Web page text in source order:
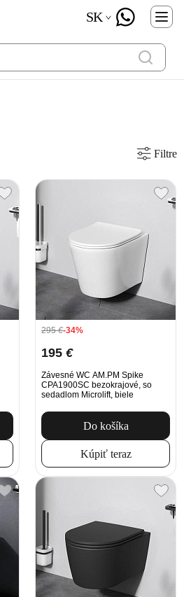
SK
Filtre
295€-34%
195 €
Závesné WC AM.PM Spike
CPA1900SC bezokrajové, so
sedadlom Microlift, biele
Do košíka
Kúpiť teraz